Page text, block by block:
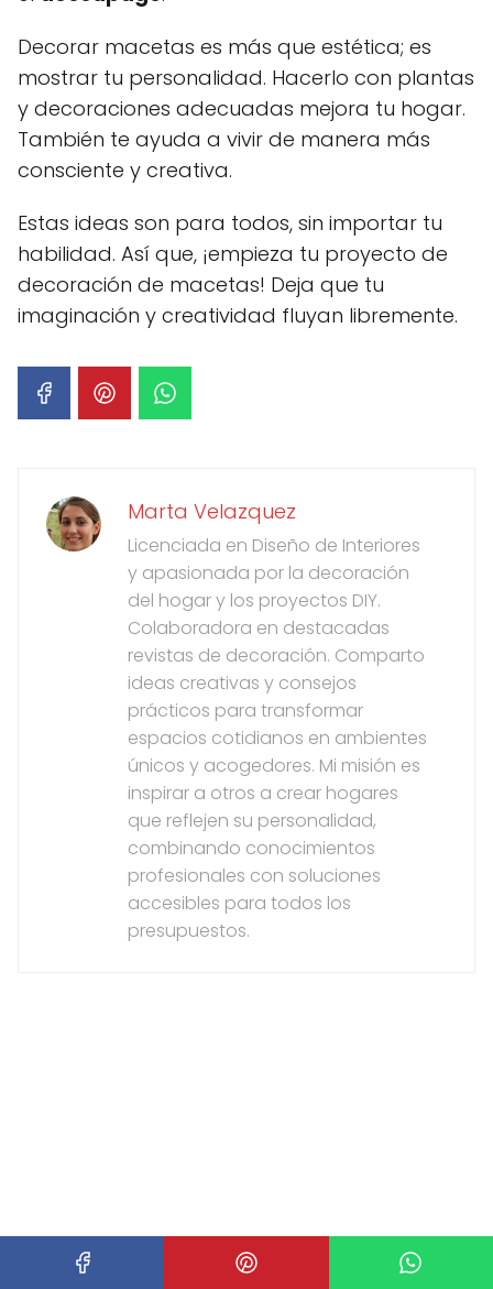
Decorar macetas es más que estética; es
mostrar tu personalidad. Hacerlo con plantas
y decoraciones adecuadas mejora tu hogar.
También te ayuda a vivir de manera más
consciente y creativa.
Estas ideas son para todos, sin importar tu
habilidad. Así que, ¡empieza tu proyecto de
decoración de macetas! Deja que tu
imaginación y creatividad fluyan libremente.
Marta Velazquez
Licenciada en Diseño de Interiores
y apasionada por la decoración
del hogar y los proyectos DIY.
Colaboradora en destacadas
revistas de decoración. Comparto
ideas creativas y consejos
prácticos para transformar
espacios cotidianos en ambientes
únicos y acogedores. Mi misión es
inspirar a otros a crear hogares
que reflejen su personalidad,
combinando conocimientos
profesionales con soluciones
accesibles para todos los
presupuestos.